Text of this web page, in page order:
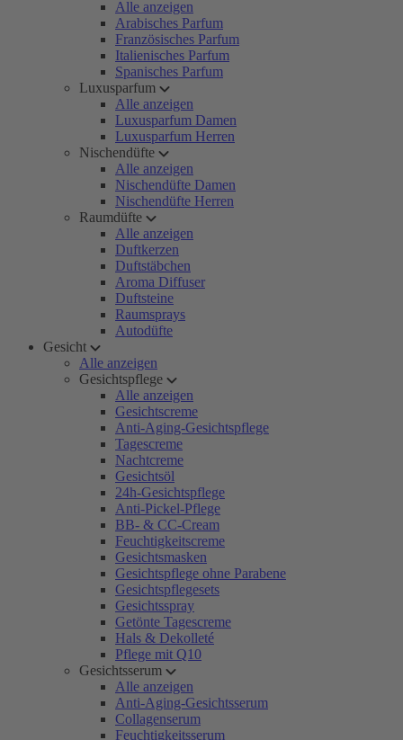
Alle anzeigen
Arabisches Parfum
Französisches Parfum
Italienisches Parfum
Spanisches Parfum
Luxusparfum
Alle anzeigen
Luxusparfum Damen
Luxusparfum Herren
Nischendüfte
Alle anzeigen
Nischendüfte Damen
Nischendüfte Herren
Raumdüfte
Alle anzeigen
Duftkerzen
Duftstäbchen
Aroma Diffuser
Duftsteine
Raumsprays
Autodüfte
Gesicht
Alle anzeigen
Gesichtspflege
Alle anzeigen
Gesichtscreme
Anti-Aging-Gesichtspflege
Tagescreme
Nachtcreme
Gesichtsöl
24h-Gesichtspflege
Anti-Pickel-Pflege
BB- & CC-Cream
Feuchtigkeitscreme
Gesichtsmasken
Gesichtspflege ohne Parabene
Gesichtspflegesets
Gesichtsspray
Getönte Tagescreme
Hals & Dekolleté
Pflege mit Q10
Gesichtsserum
Alle anzeigen
Anti-Aging-Gesichtsserum
Collagenserum
Feuchtigkeitsserum